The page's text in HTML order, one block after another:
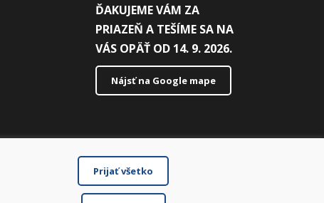
ĎAKUJEME VÁM ZA
PRIAZEŇ A TEŠÍME SA NA
VÁS OPÄŤ OD 14. 9. 2026.
Nájsť na Google mape
Prijať všetko